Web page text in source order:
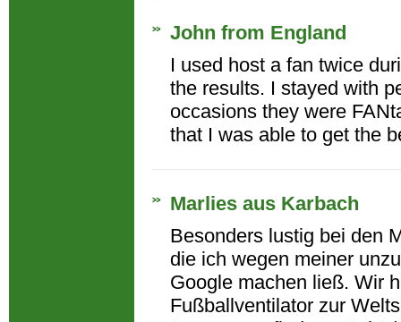
John from England
I used host a fan twice
the results. I stayed with
occasions they were
that I was able to get the
Marlies aus Karbach
Besonders lustig bei den
die ich wegen meiner
Google machen ließ. Wir
Fußballventilator zur